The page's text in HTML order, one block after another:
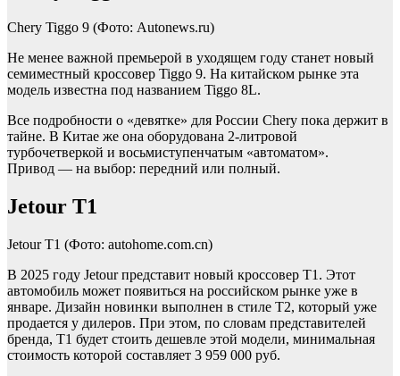
Chery Tiggo 9 (Фото: Autonews.ru)
Не менее важной премьерой в уходящем году станет новый
семиместный кроссовер Tiggo 9. На китайском рынке эта
модель известна под названием Tiggo 8L.
Все подробности о «девятке» для России Chery пока держит в
тайне. В Китае же она оборудована 2-литровой
турбочетверкой и восьмиступенчатым «автоматом».
Привод — на выбор: передний или полный.
Jetour Т1
Jetour T1 (Фото: autohome.com.cn)
В 2025 году Jetour представит новый кроссовер Т1. Этот
автомобиль может появиться на российском рынке уже в
январе. Дизайн новинки выполнен в стиле T2, который уже
продается у дилеров. При этом, по словам представителей
бренда, T1 будет стоить дешевле этой модели, минимальная
стоимость которой составляет 3 959 000 руб.